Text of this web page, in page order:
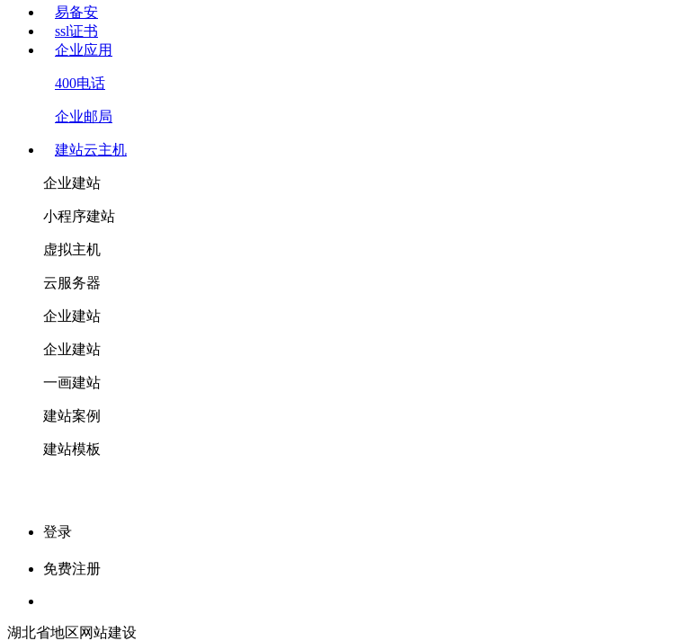
易备安
ssl证书
企业应用
400电话
企业邮局
建站云主机
企业建站
小程序建站
虚拟主机
云服务器
企业建站
企业建站
一画建站
建站案例
建站模板
登录
免费注册
湖北省地区网站建设